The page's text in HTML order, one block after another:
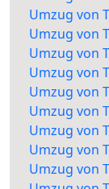
Umzug von
Umzug von
Umzug von
Umzug von
Umzug von
Umzug von
Umzug von
Umzug von
Umzug von